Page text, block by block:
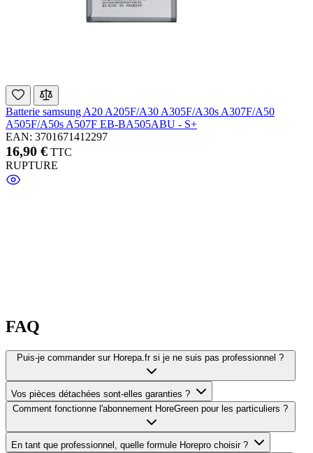
Batterie samsung A20 A205F/A30 A305F/A30s A307F/A50
A505F/A50s A507F EB-BA505ABU - S+
EAN: 3701671412297
16,90 € TTC
RUPTURE
FAQ
Puis-je commander sur Horepa.fr si je ne suis pas professionnel ?
Vos pièces détachées sont-elles garanties ?
Comment fonctionne l'abonnement HoreGreen pour les particuliers ?
En tant que professionnel, quelle formule Horepro choisir ?